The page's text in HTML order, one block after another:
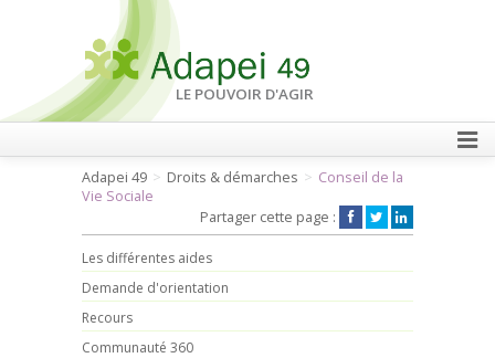
LE POUVOIR D'AGIR
FAIRE UN DON
Adapei 49 Droits & démarches
Conseil de la
Vie Sociale
Partager cette page :
Les différentes aides
Demande d'orientation
Recours
Communauté 360